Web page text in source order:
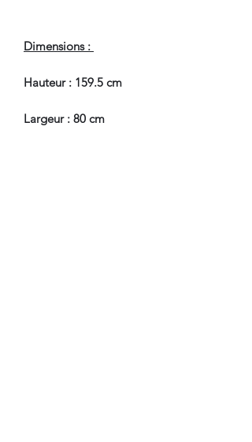
Dimensions :
Hauteur : 159.5 cm
Largeur : 80 cm